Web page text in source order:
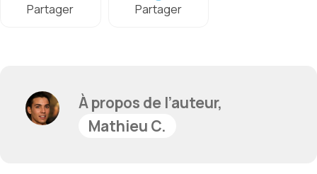
Partager Partager
À propos de l’auteur,
Mathieu C.